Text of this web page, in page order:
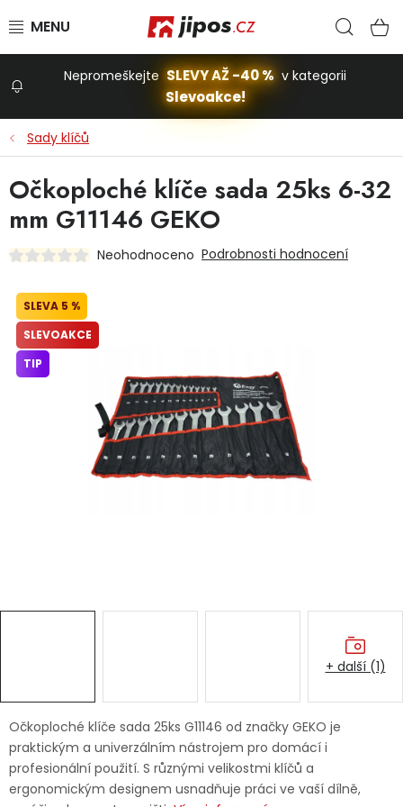
Stavba a dům
Dílna
Domácnost
Dětská hřiště
Autodoplňky
Značky
Nepromeškejte SLEVY AŽ -40 % v kategorii
Slevoakce!
Sady klíčů
Očkoploché klíče sada 25ks G11146 od značky GEKO je
praktickým a univerzálním nástrojem pro domácí i
profesionální použití. S různými velikostmi klíčů a
ergonomickým designem usnadňuje práci ve vaší dílně,
Očkoploché klíče sada 25ks 6-32
mm G11146 GEKO
Neohodnoceno Podrobnosti hodnocení
5 %
SLEVOAKCE
TIP
+ další (1)